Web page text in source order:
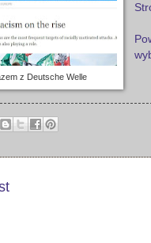
z Deutsche Welle